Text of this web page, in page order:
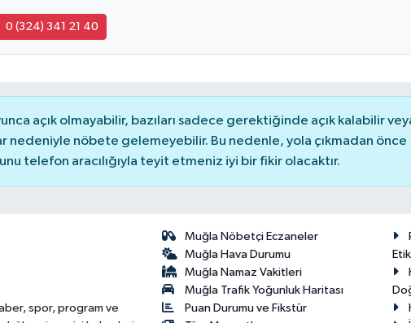
0 (324) 341 21 40
açık olmayabilir, bazıları sadece gerektiğinde açık kalabilir
nedeniyle nöbete gelemeyebilir. Bu nedenle, yola çıkmadan önce
telefon aracılığıyla teyit etmeniz iyi bir fikir olacaktır.
spor, program ve
Muğla Nöbetçi Eczaneler
Muğla Hava Durumu
Muğla Namaz Vakitleri
Muğla Trafik Yoğunluk Haritası
Puan Durumu ve Fikstür